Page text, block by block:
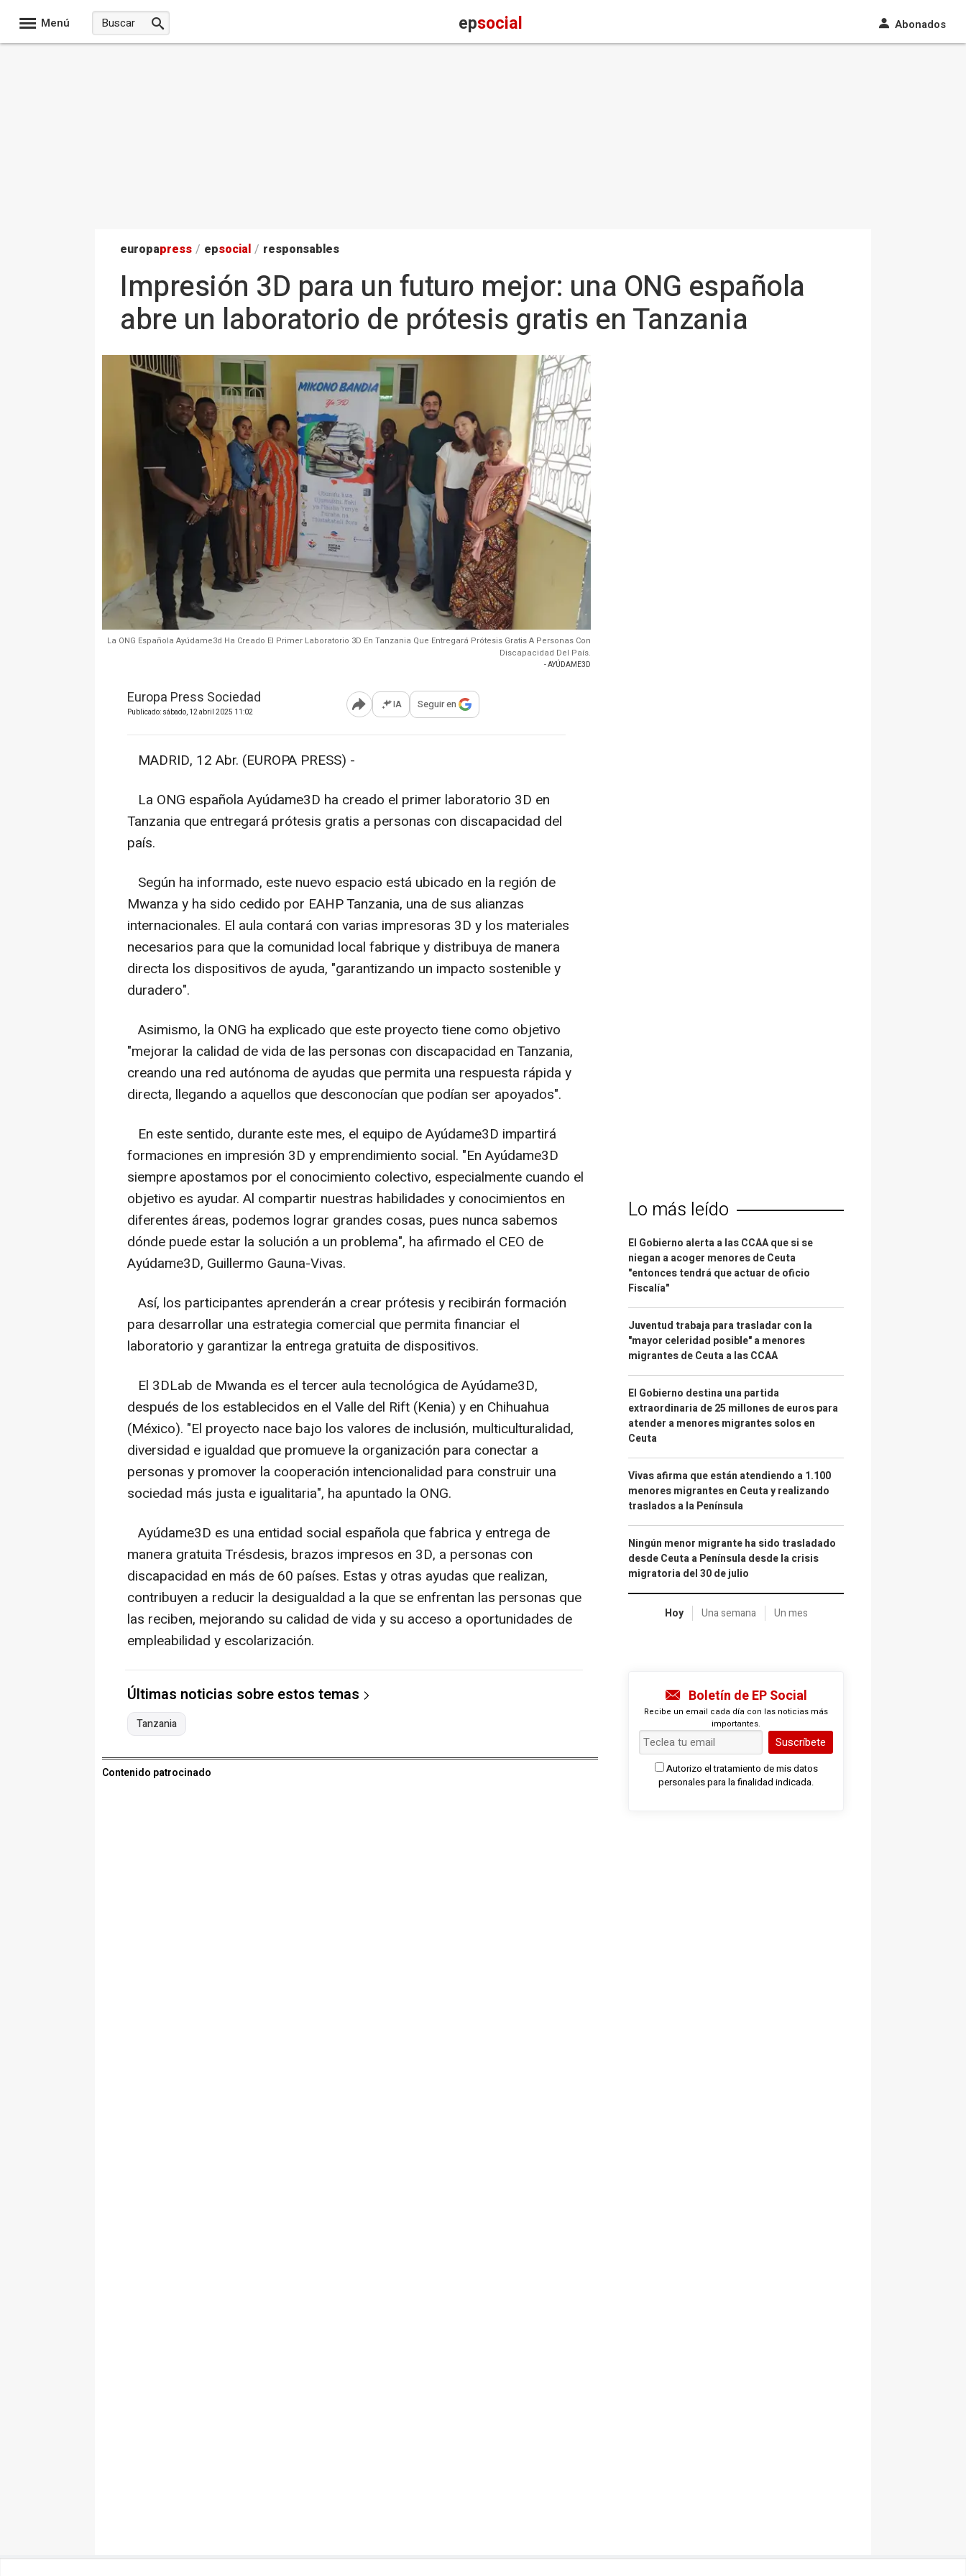
Menú epsocial Abonados
europapress / epsocial / responsables
Impresión 3D para un futuro mejor: una ONG española
abre un laboratorio de prótesis gratis en Tanzania
La ONG Española Ayúdame3d Ha Creado El Primer Laboratorio 3D En Tanzania Que Entregará Prótesis Gratis A Personas Con
Discapacidad Del País.
- AYÚDAME3D
Europa Press Sociedad
Publicado: sábado, 12 abril 2025 11:02 Abrir opciones para compartir
IA Seguir en
MADRID, 12 Abr. (EUROPA PRESS) -
La ONG española Ayúdame3D ha creado el primer laboratorio 3D en
Tanzania que entregará prótesis gratis a personas con discapacidad del
país.
Según ha informado, este nuevo espacio está ubicado en la región de
Mwanza y ha sido cedido por EAHP Tanzania, una de sus alianzas
internacionales. El aula contará con varias impresoras 3D y los materiales
necesarios para que la comunidad local fabrique y distribuya de manera
directa los dispositivos de ayuda, "garantizando un impacto sostenible y
duradero".
Asimismo, la ONG ha explicado que este proyecto tiene como objetivo
"mejorar la calidad de vida de las personas con discapacidad en Tanzania,
creando una red autónoma de ayudas que permita una respuesta rápida y
directa, llegando a aquellos que desconocían que podían ser apoyados".
En este sentido, durante este mes, el equipo de Ayúdame3D impartirá
formaciones en impresión 3D y emprendimiento social. "En Ayúdame3D
siempre apostamos por el conocimiento colectivo, especialmente cuando el
objetivo es ayudar. Al compartir nuestras habilidades y conocimientos en
diferentes áreas, podemos lograr grandes cosas, pues nunca sabemos
dónde puede estar la solución a un problema", ha afirmado el CEO de
Ayúdame3D, Guillermo Gauna-Vivas.
Así, los participantes aprenderán a crear prótesis y recibirán formación
para desarrollar una estrategia comercial que permita financiar el
laboratorio y garantizar la entrega gratuita de dispositivos.
El 3DLab de Mwanda es el tercer aula tecnológica de Ayúdame3D,
después de los establecidos en el Valle del Rift (Kenia) y en Chihuahua
(México). "El proyecto nace bajo los valores de inclusión, multiculturalidad,
diversidad e igualdad que promueve la organización para conectar a
personas y promover la cooperación intencionalidad para construir una
sociedad más justa e igualitaria", ha apuntado la ONG.
Ayúdame3D es una entidad social española que fabrica y entrega de
manera gratuita Trésdesis, brazos impresos en 3D, a personas con
discapacidad en más de 60 países. Estas y otras ayudas que realizan,
contribuyen a reducir la desigualdad a la que se enfrentan las personas que
las reciben, mejorando su calidad de vida y su acceso a oportunidades de
empleabilidad y escolarización.
Últimas noticias sobre estos temas
Tanzania
Contenido patrocinado
Lo más leído
El Gobierno alerta a las CCAA que si se
niegan a acoger menores de Ceuta
"entonces tendrá que actuar de oficio
Fiscalía"
Juventud trabaja para trasladar con la
"mayor celeridad posible" a menores
migrantes de Ceuta a las CCAA
El Gobierno destina una partida
extraordinaria de 25 millones de euros para
atender a menores migrantes solos en
Ceuta
Vivas afirma que están atendiendo a 1.100
menores migrantes en Ceuta y realizando
traslados a la Península
Ningún menor migrante ha sido trasladado
desde Ceuta a Península desde la crisis
migratoria del 30 de julio
Hoy Una semana Un mes
Boletín de EP Social
Recibe un email cada día con las noticias más
importantes.
Suscríbete
Autorizo el tratamiento de mis datos
personales para la finalidad indicada.